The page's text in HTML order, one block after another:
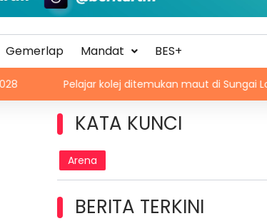
Gemerlap Mandat BES+
Pelajar kolej ditemukan maut di Sungai Loh, Dungun
KATA KUNCI
Arena
BERITA TERKINI